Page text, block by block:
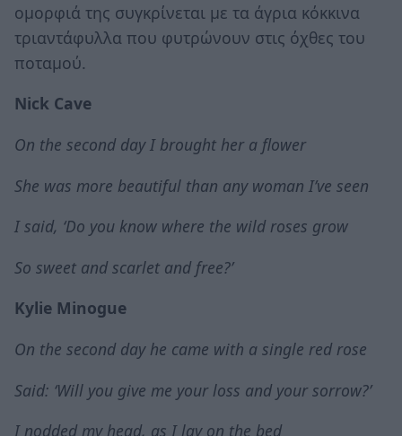
ομορφιά της συγκρίνεται με τα άγρια κόκκινα
τριαντάφυλλα που φυτρώνουν στις όχθες του
ποταμού.
Nick Cave
On the second day I brought her a flower
She was more beautiful than any woman I’ve seen
I said, ‘Do you know where the wild roses grow
So sweet and scarlet and free?’
Kylie Minogue
On the second day he came with a single red rose
Said: ‘Will you give me your loss and your sorrow?’
I nodded my head, as I lay on the bed